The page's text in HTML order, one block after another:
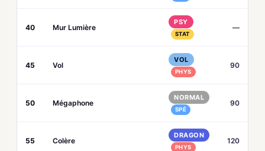
40 Mur Lumière
PSY
STAT
—
45 Vol
VOL
PHYS
90
50 Mégaphone
NORMAL
SPÉ
90
55 Colère
DRAGON
PHYS
120